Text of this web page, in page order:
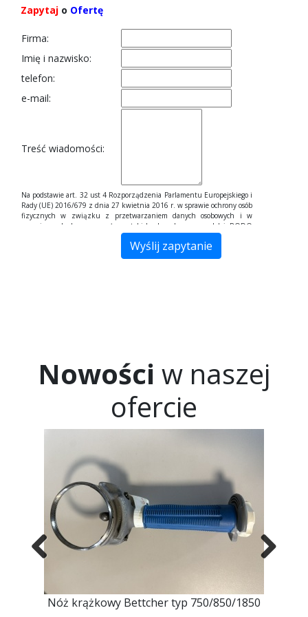
Zapytaj o Ofertę
Firma:
Imię i nazwisko:
telefon:
e-mail:
Treść wiadomości:
Na podstawie art. 32 ust 4 Rozporządzenia Parlamentu Europejskiego i
Rady (UE) 2016/679 z dnia 27 kwietnia 2016 r. w sprawie ochrony osób
fizycznych w związku z przetwarzaniem danych osobowych i w
sprawie swobodnego przepływu takich danych, zwane dalej RODO
Państwa dane przetwarzane są tylko do celów kontaktowych i nie będą
udostępniane innym podmiotom niż upoważnionym na podstawie
przepisów prawa. Dane będą przetwarzane tylko i wyłącznie do
wniesienia sprzeciwu wobec przetwarzania. Jeśli ktoś naruszy
bezpieczeństwo Pana/Pani danych osobowych, przysługuje Panu/Pani
Nowości w naszej
ofercie
Nóż krążkowy Bettcher typ 750/850/1850